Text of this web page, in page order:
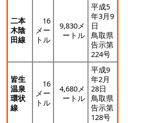
二本
木陰
田線
16
メー
トル
9,830メ
ートル
平成5
年3月9
日
鳥取県
告示第
224号
皆生
温泉
環状
線
16
メー
トル
4,680メ
ートル
平成9
年2月
28日
鳥取県
告示第
128号